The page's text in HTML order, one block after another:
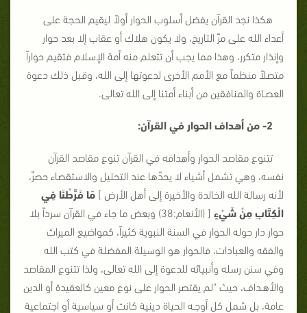
هكذا نجد القرآن يفضل أسلوب الحوار أولاً ليقيم الحجة على
أعداء الله على مرّ التاريخ، ولا يكون هلاك أو عقاب إلا بعد حوار
وإنذار متكرر، وهذا مما يجب أن تتعلم منه أمة الإسلام فتقيم حواراً
متصلاً منظماً مع الأمم الأخرى لدعوتها إلى الله، وقبل ذلك دعوة
العصـاة والمنافقين من أبناء أمتنا إلى الله تعالى.
2- من أهداف الحوار في القرآن:
تتنوع مقاصد الحوار وأهدافه في القرآن تنوع مقاصد القرآن
نفسه، وهي تشمل أشياء لا يحدّها عند التحليل والاستقصاء حصرٌ،
لأنه رسالة الله الخالدة والأخيرة إلى أهل الأرض ] مَا فَرَّطْنَا فِي
الْكِتَابِ مِنْ شَيْءٍ
[ (الأنعام:38) وبعض ما جاء في القرآن سرداً بلا
حوار دار حوله الحوار في السنة النبوية كثيراً، كمواضيع الميراث
والفقه والعبادات، فالحوار هو الوسيلة المفضلة في كتب الله
وفي سنن رسله وأنبيائه للدعوة إلى الله تعالى، ولذا تتنوع المقاصد
والأهـداف، حيث "لم يقتصر الحوار على نوع معين كالعقيدة أو الدين
عامة، بل شمل كل أوجـه الحياة دينية كانت أو سياسية أو اجتماعية